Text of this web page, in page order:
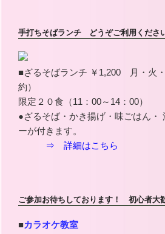
手打ちそばランチ どうぞご利用くださ
■ざるそばランチ ￥1,200 月・火
約）
限定２０食（11：00～14：00）
●ざるそば・かき揚げ・味ごはん・
ーが付きます。
⇒ 詳細はこちら
ご参加お待ちしております！ 初心者大
■カラオケ教室